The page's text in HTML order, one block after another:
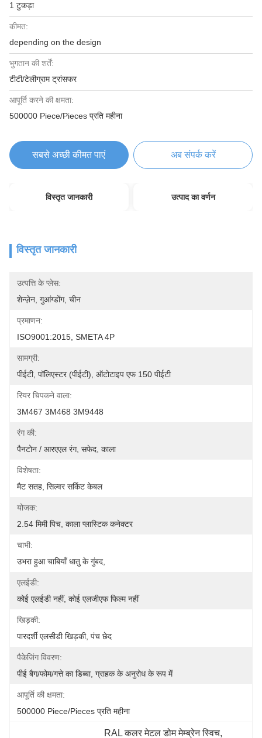
1 टुकड़ा
कीमत:
depending on the design
भुगतान की शर्तें:
टीटी/टेलीग्राम ट्रांसफर
आपूर्ति करने की क्षमता:
500000 Piece/Pieces प्रति महीना
सबसे अच्छी कीमत पाएं अब संपर्क करें
विस्तृत जानकारी उत्पाद का वर्णन
विस्तृत जानकारी
उत्पत्ति के प्लेस:
शेन्ज़ेन, गुआंग्डोंग, चीन
प्रमाणन:
ISO9001:2015, SMETA 4P
सामग्री:
पीईटी, पॉलिएस्टर (पीईटी), ऑटोटाइप एफ 150 पीईटी
रियर चिपकने वाला:
3M467 3M468 3M9448
रंग की:
पैनटोन / आरएएल रंग, सफेद, काला
विशेषता:
मैट सतह, सिल्वर सर्किट केबल
योजक:
2.54 मिमी पिच, काला प्लास्टिक कनेक्टर
चाभी:
उभरा हुआ चाबियाँ धातु के गुंबद,
एलईडी:
कोई एलईडी नहीं, कोई एलजीएफ फिल्म नहीं
खिड़की:
पारदर्शी एलसीडी खिड़की, पंच छेद
पैकेजिंग विवरण:
पीई बैग/फोम/गत्ते का डिब्बा, ग्राहक के अनुरोध के रूप में
आपूर्ति की क्षमता:
500000 Piece/Pieces प्रति महीना
RAL कलर मेटल डोम मेम्ब्रेन स्विच,